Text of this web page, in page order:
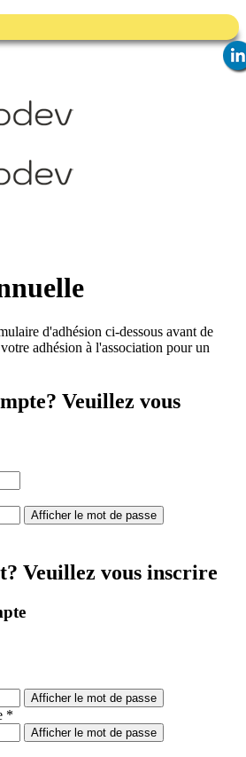
d'adhésion ci-dessous avant de
adhésion à l'association pour un
Veuillez vous
Afficher le mot de passe
Veuillez vous inscrire
Afficher le mot de passe
*
Afficher le mot de passe